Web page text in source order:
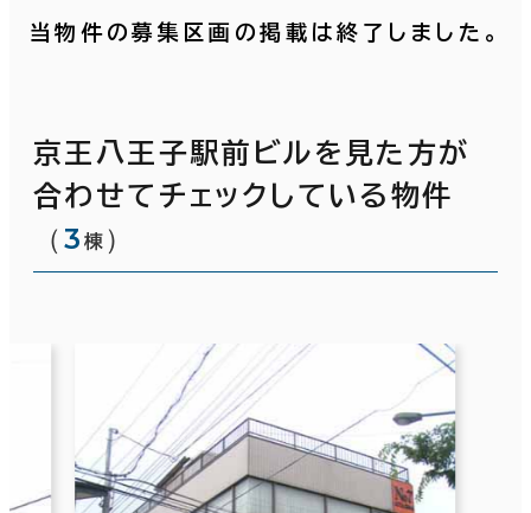
当物件の募集区画の掲載は終了しました。
京王八王子駅前ビルを見た方が
合わせてチェックしている物件
（3 棟 ）